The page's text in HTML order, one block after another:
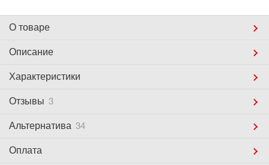
О товаре
Описание
Характеристики
Отзывы 3
Альтернатива 34
Оплата